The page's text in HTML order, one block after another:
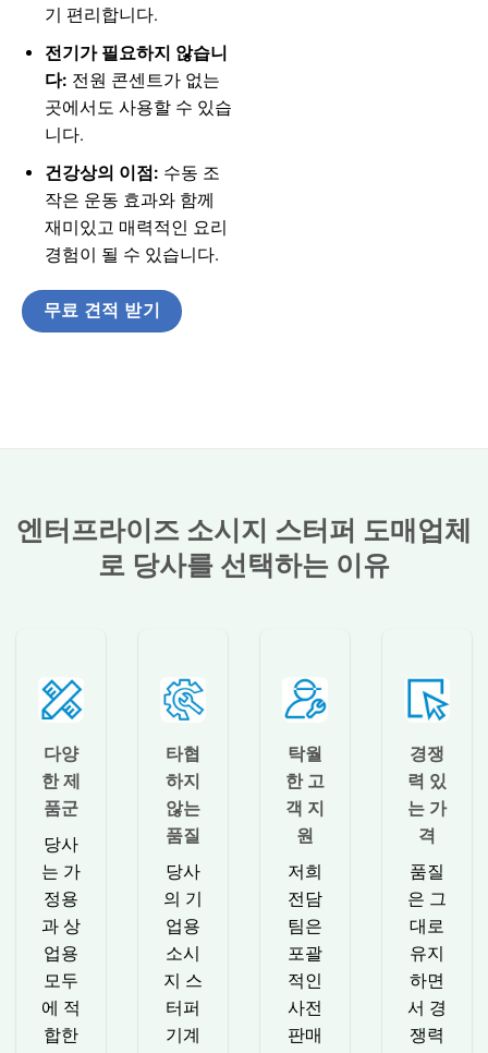
기 편리합니다.
전기가 필요하지 않습니
다: 전원 콘센트가 없는
곳에서도 사용할 수 있습
니다.
건강상의 이점: 수동 조
작은 운동 효과와 함께
재미있고 매력적인 요리
경험이 될 수 있습니다.
무료 견적 받기
엔터프라이즈 소시지 스터퍼 도매업체
로 당사를 선택하는 이유
다양
한 제
품군
당사
는 가
정용
과 상
업용
모두
에 적
합한
타협
하지
않는
품질
당사
의 기
업용
소시
지 스
터퍼
기계
탁월
한 고
객 지
원
저희
전담
팀은
포괄
적인
사전
판매
경쟁
력 있
는 가
격
품질
은 그
대로
유지
하면
서 경
쟁력